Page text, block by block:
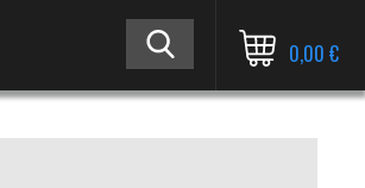
0,00 €